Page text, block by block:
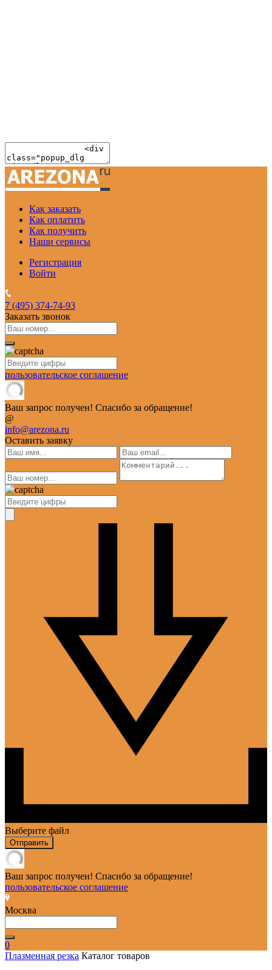
Как заказать
Как оплатить
Как получить
Наши сервисы
Регистрация
Войти
7 (495) 374-74-93
Заказать звонок
пользовательское соглашение
Ваш запрос получен! Спасибо за обращение!
@
info@arezona.ru
Оставить заявку
Выберите файл
Отправить
Ваш запрос получен! Спасибо за обращение!
пользовательское соглашение
Москва
0
Плазменная резка Каталог товаров